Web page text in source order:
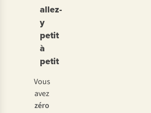
allez-
y
petit
à
petit
Vous
avez
zéro